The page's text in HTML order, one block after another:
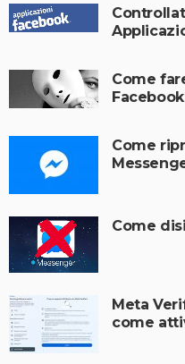
Come
Come
Come
Meta
come